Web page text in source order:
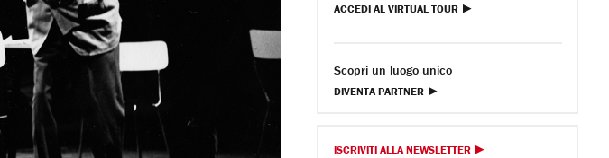
ACCEDI AL VIRTUAL TOUR
Scopri un luogo unico
DIVENTA PARTNER
ISCRIVITI ALLA NEWSLETTER